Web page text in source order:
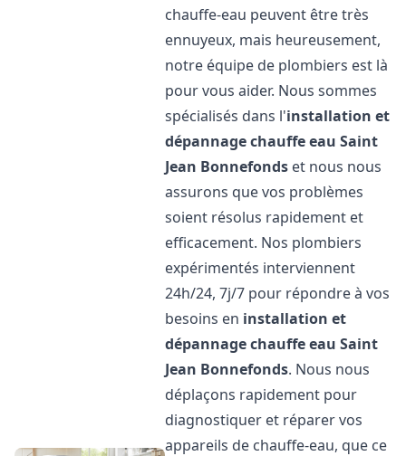
chauffe-eau peuvent être très
ennuyeux, mais heureusement,
notre équipe de plombiers est là
pour vous aider. Nous sommes
spécialisés dans l'installation et
dépannage chauffe eau Saint
Jean Bonnefonds et nous nous
assurons que vos problèmes
soient résolus rapidement et
efficacement. Nos plombiers
expérimentés interviennent
24h/24, 7j/7 pour répondre à vos
besoins en installation et
dépannage chauffe eau Saint
Jean Bonnefonds. Nous nous
déplaçons rapidement pour
diagnostiquer et réparer vos
appareils de chauffe-eau, que ce